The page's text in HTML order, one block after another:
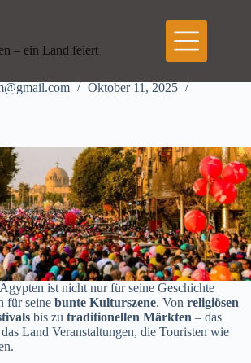
– ein Land feiert
Oktober 11, 2025
ist nicht nur für seine Geschichte
für seine bunte Kulturszene. Von religiösen
bis zu traditionellen Märkten – das
Land Veranstaltungen, die Touristen wie